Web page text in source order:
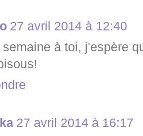
27 avril 2014 à 12:40
semaine à toi, j'espère
27 avril 2014 à 16:17